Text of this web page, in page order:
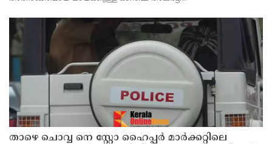
പ്രൊഫഷണൽ കോളേജുകൾ ഉൾപ്പെടെയുള്ള എല്ലാ വിദ്യാഭ്യാ
താഴെ ചൊവ്വ നെ സ്റ്റോ ഹൈപ്പർ മാർക്കറ്റിലെ